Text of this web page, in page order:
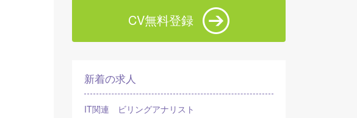
CV無料登録
新着の求人
IT関連 ビリングアナリスト